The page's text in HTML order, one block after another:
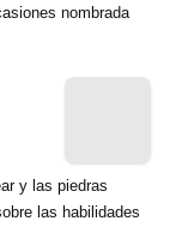
nombrada
y las piedras
las habilidades